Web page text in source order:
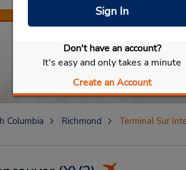
Seleccionar mi vehículo
Sign In
Don't have an account?
It's easy and only takes a minute
Create an Account
Columbia Richmond Terminal Sur